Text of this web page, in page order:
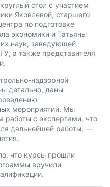
стол с участием
Яковлевой, старшего
по подготовке
экономики и Татьяны
наук, заведующей
а также представителя
надзорной
детально, даны
мероприятий. Мы
работы с экспертами, что
дальнейшей работы, —
что курсы прошли
вручили